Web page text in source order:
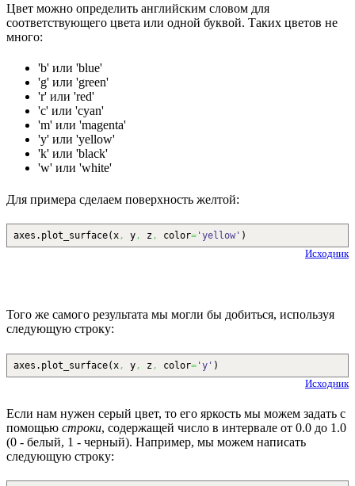
Цвет можно определить английским словом для
соответствующего цвета или одной буквой. Таких цветов не
много:
'b' или 'blue'
'g' или 'green'
'r' или 'red'
'c' или 'cyan'
'm' или 'magenta'
'y' или 'yellow'
'k' или 'black'
'w' или 'white'
Для примера сделаем поверхность желтой:
axes. plot_surface(x, y, z , color= 'yellow' )
Исходник
Того же самого результата мы могли бы добиться, используя
следующую строку:
axes. plot_surface( x , y , z , color= 'y' )
Исходник
Если нам нужен серый цвет, то его яркость мы можем задать с
помощью строки, содержащей число в интервале от 0.0 до 1.0
(0 - белый, 1 - черный). Например, мы можем написать
следующую строку: